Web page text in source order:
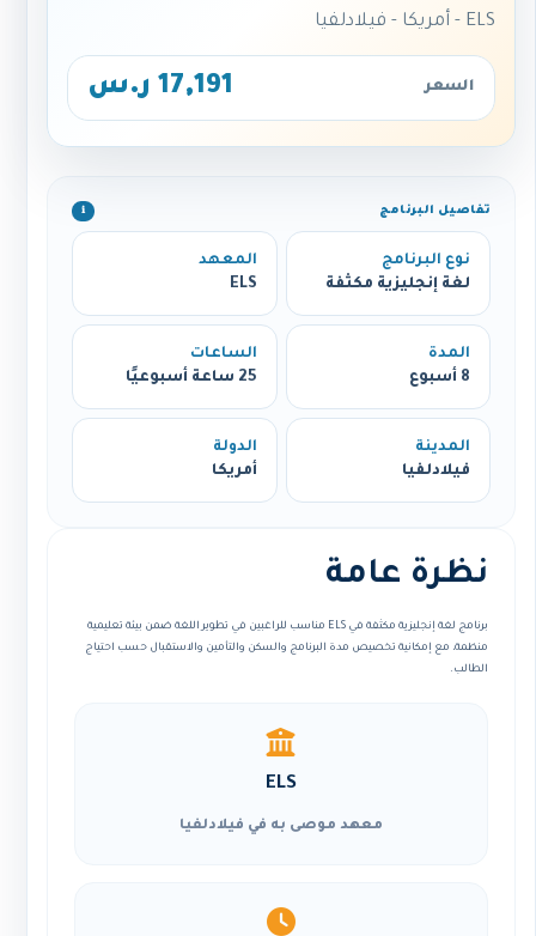
ELS - أمريكا - فيلادلفيا
السعر 17,191 ر.س
تفاصيل البرنامج ℹ️
نوع البرنامج
لغة إنجليزية مكثفة
المعهد
ELS
المدة
8 أسبوع
الساعات
25 ساعة أسبوعيًا
المدينة
فيلادلفيا
الدولة
أمريكا
نظرة عامة
برنامج لغة إنجليزية مكثفة في ELS مناسب للراغبين في تطوير اللغة ضمن بيئة تعليمية
منظمة، مع إمكانية تخصيص مدة البرنامج والسكن والتأمين والاستقبال حسب احتياج
الطالب.
ELS
معهد موصى به في فيلادلفيا